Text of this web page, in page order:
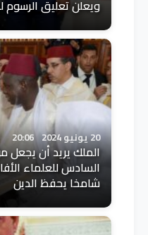
ويعلن تعليق الرسوم لمدة
20 يونيو 2024 20:06
الملك يريد أن
السادس للعلماء
شامخا يحفظ الدين